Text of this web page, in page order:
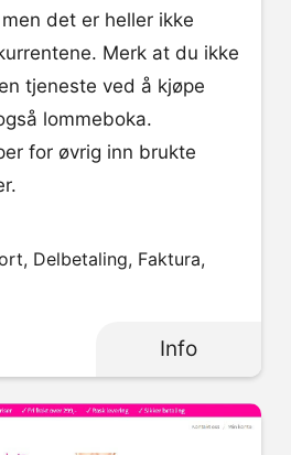
det er heller ikke
Merk at du ikke
tjeneste ved å kjøpe
lommeboka.
for øvrig inn brukte
Info